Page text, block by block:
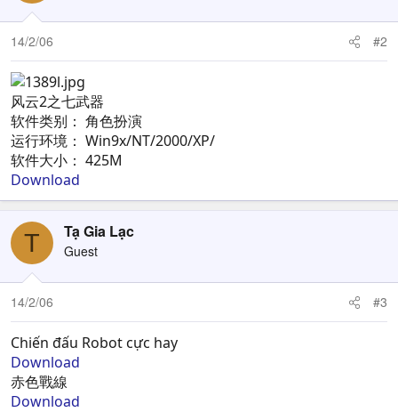
14/2/06 #2
风云2之七武器
软件类别： 角色扮演
运行环境： Win9x/NT/2000/XP/
软件大小： 425M
Download
T Tạ Gia Lạc
Guest
14/2/06 #3
Chiến đấu Robot cực hay
Download
赤色戰線
Download